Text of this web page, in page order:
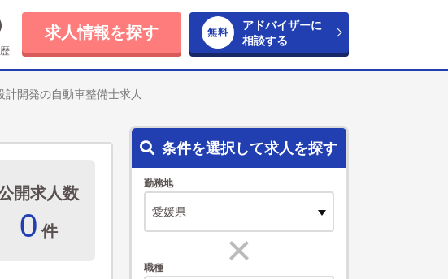
求人情報を探す
アドバイザーに
相談する
開発の自動車整備士求人
開求人数
0 件
条件を選択して求人を探す
勤務地
職種